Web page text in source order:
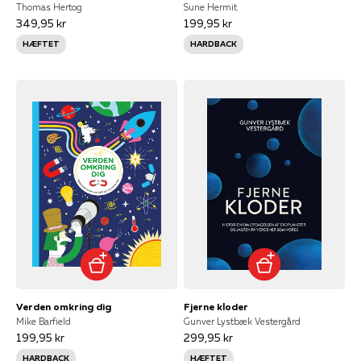
Thomas Hertog
349,95 kr
HÆFTET
Sune Hermit
199,95 kr
HARDBACK
Verden omkring dig
Mike Barfield
199,95 kr
HARDBACK
Fjerne kloder
Gunver Lystbæk Vestergård
299,95 kr
HÆFTET